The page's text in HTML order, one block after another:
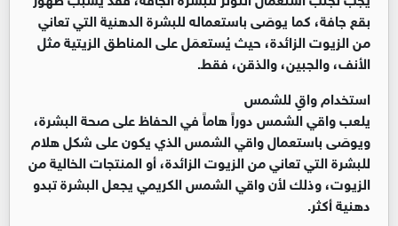
بقع جافة، كما يوصَى باستعماله للبشرة الدهنية التي تعاني
من الزيوت الزائدة، حيث يُستعمَل على المناطق الزيتية مثل
الأنف، والجبين، والذقن، فقط.
استخدام واقٍ للشمس
يلعب واقي الشمس دوراً هاماً في الحفاظ على صحة البشرة،
ويوصَى باستعمال واقي الشمس الذي يكون على شكل هلام
للبشرة التي تعاني من الزيوت الزائدة، أو المنتجات الخالية من
الزيوت، وذلك لأن واقي الشمس الكريمي يجعل البشرة تبدو
دهنية أكثر.